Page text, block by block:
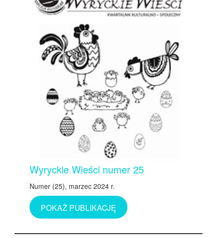
Wyryckie Wieści numer 25
Numer (25), marzec 2024 r.
POKAŻ PUBLIKACJĘ